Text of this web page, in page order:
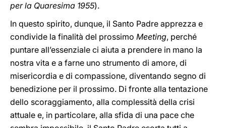
per la Quaresima 1955).
In questo spirito, dunque, il Santo Padre apprezza e
condivide la finalità del prossimo Meeting, perché
puntare all’essenziale ci aiuta a prendere in mano la
nostra vita e a farne uno strumento di amore, di
misericordia e di compassione, diventando segno di
benedizione per il prossimo. Di fronte alla tentazione
dello scoraggiamento, alla complessità della crisi
attuale e, in particolare, alla sfida di una pace che